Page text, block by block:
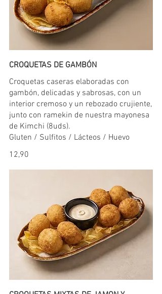
CROQUETAS DE GAMBÓN
Croquetas caseras elaboradas con
gambón, delicadas y sabrosas, con un
interior cremoso y un rebozado crujiente,
junto con ramekin de nuestra mayonesa
de Kimchi (8uds).
Gluten / Sulfitos / Lácteos / Huevo
12,90